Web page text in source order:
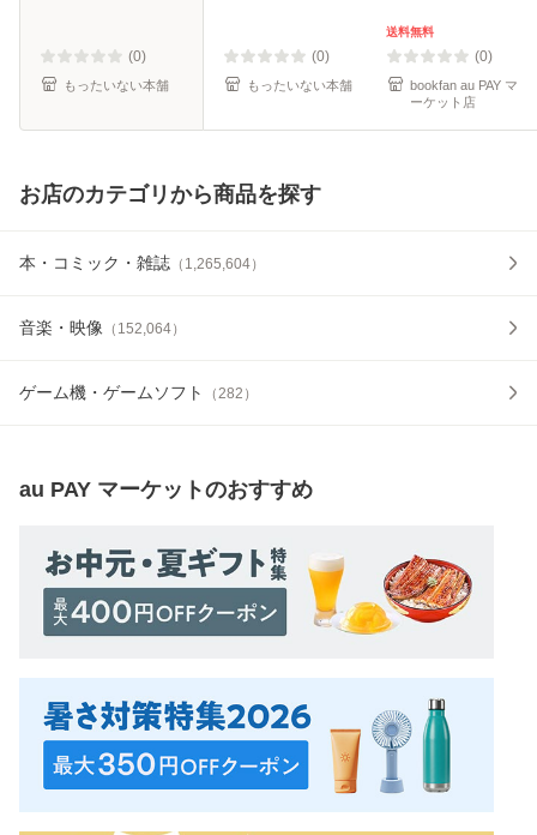
(0)
もったいない本舗
(0)
もったいない本舗
送料無料
(0)
bookfan au PAY マ
ーケット店
お店のカテゴリから商品を探す
本・コミック・雑誌 （ 1,265,604）
音楽・映像 （ 152,064）
ゲーム機・ゲームソフト （282 ）
au PAY マーケットのおすすめ